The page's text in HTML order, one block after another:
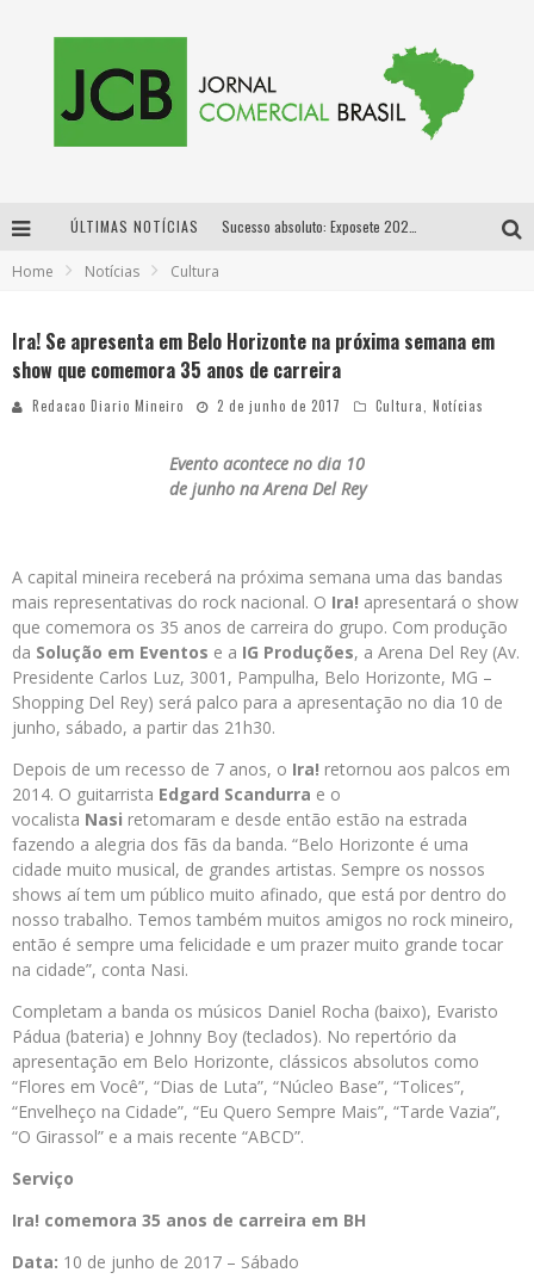
ÚLTIMAS NOTÍCIAS
Home Notícias Cultura
Ira! Se apresenta em Belo Horizonte na próxima semana em
show que comemora 35 anos de carreira
Redacao Diario Mineiro 2 de junho de 2017 Cultura Notícias
Evento acontece no dia 10
de junho na Arena Del Rey
A capital mineira receberá na próxima semana uma das bandas
mais representativas do rock nacional. O Ira! apresentará o show
que comemora os 35 anos de carreira do grupo. Com produção
da Solução em Eventos e a IG Produções, a Arena Del Rey (Av.
Presidente Carlos Luz, 3001, Pampulha, Belo Horizonte, MG –
Shopping Del Rey) será palco para a apresentação no dia 10 de
junho, sábado, a partir das 21h30.
Depois de um recesso de 7 anos, o Ira! retornou aos palcos em
2014. O guitarrista Edgard Scandurra e o
vocalista Nasi retomaram e desde então estão na estrada
fazendo a alegria dos fãs da banda. “Belo Horizonte é uma
cidade muito musical, de grandes artistas. Sempre os nossos
shows aí tem um público muito afinado, que está por dentro do
nosso trabalho. Temos também muitos amigos no rock mineiro,
então é sempre uma felicidade e um prazer muito grande tocar
na cidade”, conta Nasi.
Completam a banda os músicos Daniel Rocha (baixo), Evaristo
Pádua (bateria) e Johnny Boy (teclados). No repertório da
apresentação em Belo Horizonte, clássicos absolutos como
“Flores em Você”, “Dias de Luta”, “Núcleo Base”, “Tolices”,
“Envelheço na Cidade”, “Eu Quero Sempre Mais”, “Tarde Vazia”,
“O Girassol” e a mais recente “ABCD”.
Serviço
Ira! comemora 35 anos de carreira em BH
Data: 10 de junho de 2017 – Sábado